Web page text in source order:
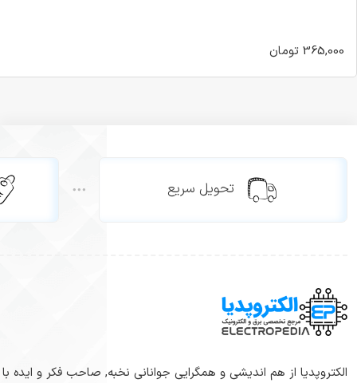
365,000 تومان
تحویل سریع
الکتروپدیا از هم اندیشی و همگرایی جوانانی نخبه, صاحب فکر و